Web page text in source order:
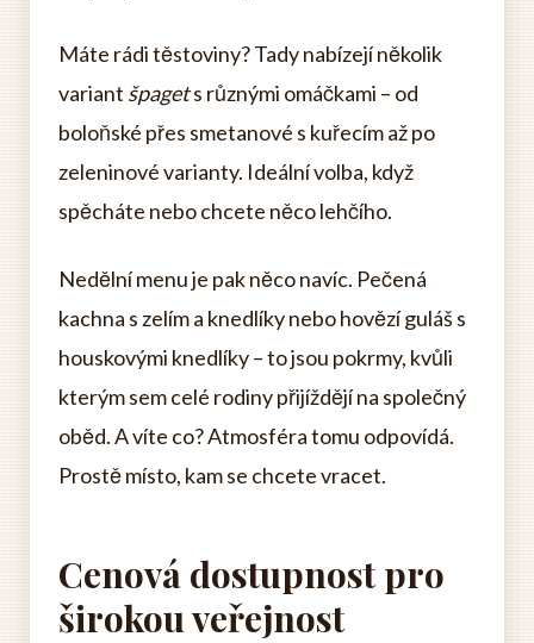
Máte rádi těstoviny? Tady nabízejí několik
variant špagets různými omáčkami – od
boloňské přes smetanové s kuřecím až po
zeleninové varianty. Ideální volba, když
spěcháte nebo chcete něco lehčího.
Nedělní menu je pak něco navíc. Pečená
kachna s zelím a knedlíky nebo hovězí guláš s
houskovými knedlíky – to jsou pokrmy, kvůli
kterým sem celé rodiny přijíždějí na společný
oběd. A víte co? Atmosféra tomu odpovídá.
Prostě místo, kam se chcete vracet.
Cenová dostupnost pro
širokou veřejnost